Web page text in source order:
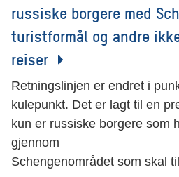
russiske borgere med
turistformål og andre
reiser
Retningslinjen er endret i
kulepunkt. Det er lagt til en
kun er russiske borgere som
gjennom
Schengenområdet som skal